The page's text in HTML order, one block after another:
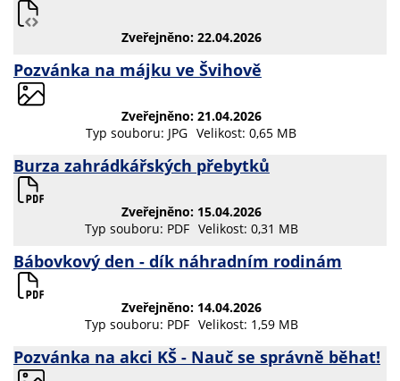
Zveřejněno: 22.04.2026
Pozvánka na májku ve Švihově
Zveřejněno: 21.04.2026
Typ souboru: JPG Velikost: 0,65 MB
Burza zahrádkářských přebytků
Zveřejněno: 15.04.2026
Typ souboru: PDF Velikost: 0,31 MB
Bábovkový den - dík náhradním rodinám
Zveřejněno: 14.04.2026
Typ souboru: PDF Velikost: 1,59 MB
Pozvánka na akci KŠ - Nauč se správně běhat!